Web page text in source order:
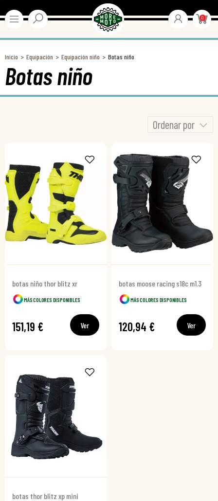
0
Inicio Equipación Equipación niño Botas niño
Botas niño
Ordenar por
botas niño thor blitz xr
MÁS COLORES DISPONIBLES
151,19 € Ver
botas moose racing s18c m1.3
MÁS COLORES DISPONIBLES
120,94 € Ver
botas thor blitz xp mini